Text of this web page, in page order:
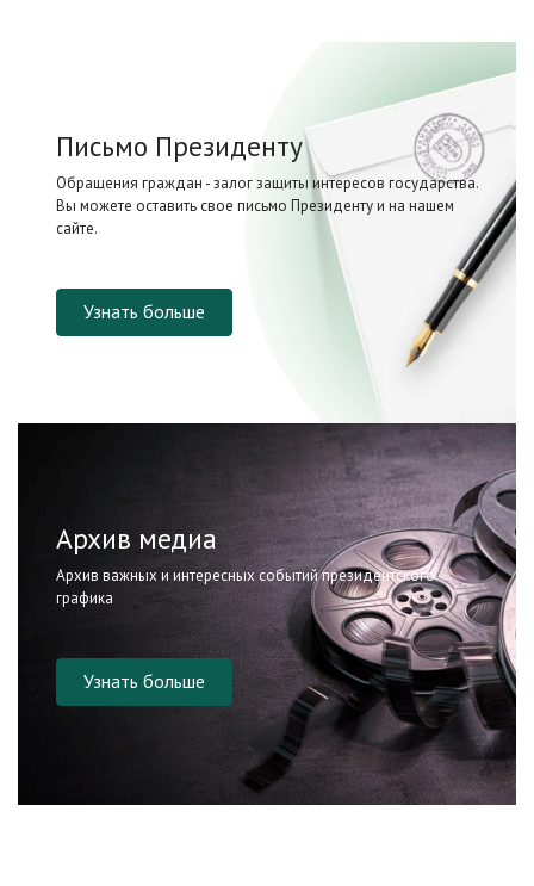
Письмо Президенту
Обращения граждан - залог защиты интересов государства.
Вы можете оставить свое письмо Президенту и на нашем
сайте.
Узнать больше
Архив медиа
Архив важных и интересных событий президентского
графика
Узнать больше